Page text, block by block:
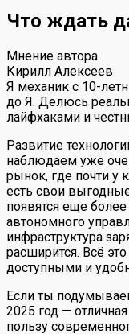
Что ждать
Мнение автора
Кирилл Алексеев
Я механик с 10-
до Я. Делюсь
лайфхаками и
Развитие
наблюдаем уже
рынок, где почти у
есть свои
появятся еще
автономного
инфраструктура
расширится. Всё
доступными и
Если ты
2025 год —
пользу